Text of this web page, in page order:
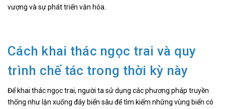
vượng và sự phát triển văn hóa.
Cách khai thác ngọc trai và quy
trình chế tác trong thời kỳ này
Để khai thác ngọc trai, người ta sử dụng các phương pháp truyền
thống như lặn xuống đáy biển sâu để tìm kiếm những vùng biển có